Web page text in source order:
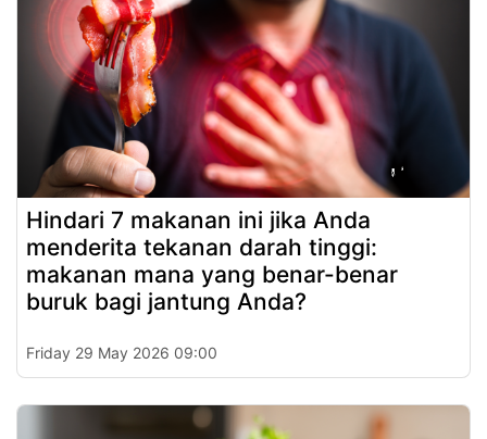
Hindari 7 makanan ini jika Anda
menderita tekanan darah tinggi:
makanan mana yang benar-benar
buruk bagi jantung Anda?
Friday 29 May 2026 09:00